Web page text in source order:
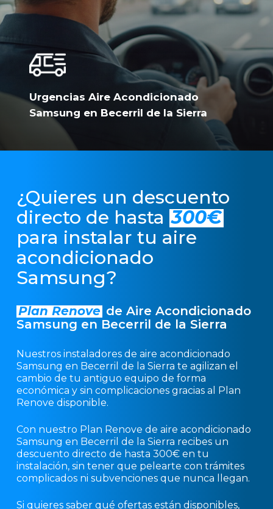
Urgencias Aire Acondicionado
Samsung en Becerril de la Sierra
¿Quieres un descuento
directo de hasta 300€
para instalar tu aire
acondicionado
Samsung?
Plan Renove de Aire Acondicionado
Samsung en Becerril de la Sierra
Nuestros instaladores de aire acondicionado
Samsung en Becerril de la Sierra te agilizan el
cambio de tu antiguo equipo de forma
económica y sin complicaciones gracias al Plan
Renove disponible.
Con nuestro Plan Renove de aire acondicionado
Samsung en Becerril de la Sierra recibes un
descuento directo de hasta 300€ en tu
instalación, sin tener que pelearte con trámites
complicados ni subvenciones que nunca llegan.
Si quieres saber qué ofertas están disponibles,